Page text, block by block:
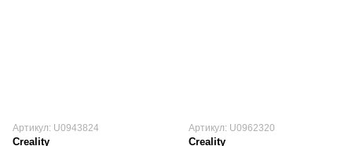
Артикул: U0943824
Creality
Артикул: U0962320
Creality